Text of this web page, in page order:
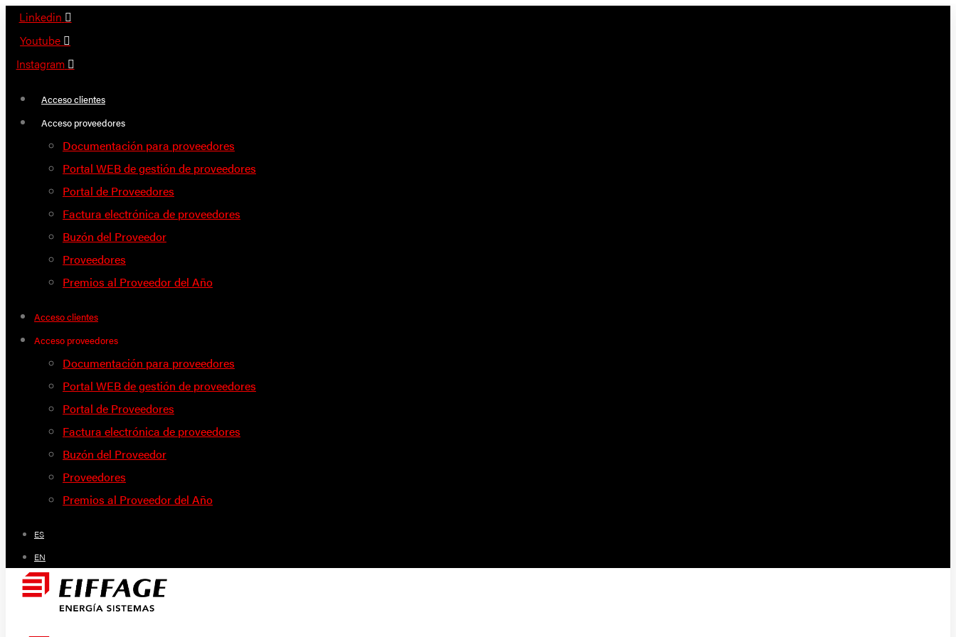
Saltar
contenido
Linkedin
Youtube
Instagram
Acceso clientes
Acceso proveedores
Documentación para proveedores
Portal WEB de gestión de proveedores
Portal de Proveedores
Factura electrónica de proveedores
Buzón del Proveedor
Proveedores
Premios al Proveedor del Año
Acceso clientes
Acceso proveedores
Documentación para proveedores
Portal WEB de gestión de proveedores
Portal de Proveedores
Factura electrónica de proveedores
Buzón del Proveedor
Proveedores
Premios al Proveedor del Año
ES
EN